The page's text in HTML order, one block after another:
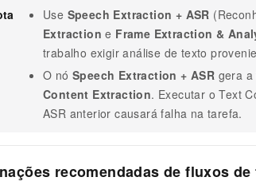
Use Speech Extraction + ASR
Extraction e Frame Extraction &
trabalho exigir análise de texto
O nó Speech Extraction + ASR gera
Content Extraction. Executar o Text
ASR anterior causará falha na tarefa.
recomendadas de fluxos